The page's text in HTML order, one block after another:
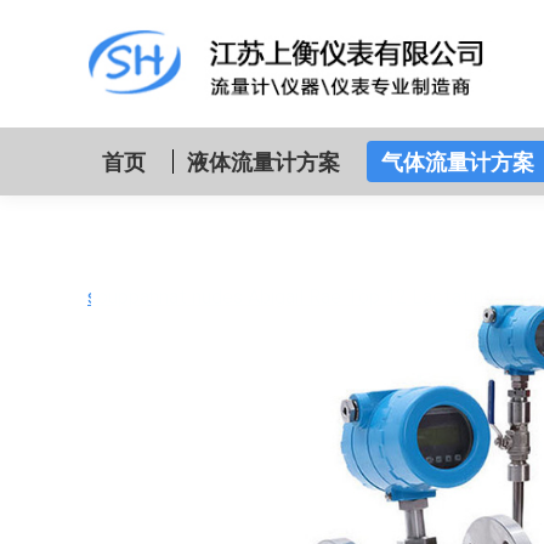
首页 液体流量计方案 气体流量计方案
souppahnat nudes Abigail Rae Top 12 Lactating